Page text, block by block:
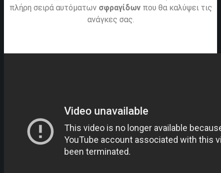
πλήρη σειρά αυτόματων σφραγίδωνπου θα καλύψει τις
ανάγκες σας.